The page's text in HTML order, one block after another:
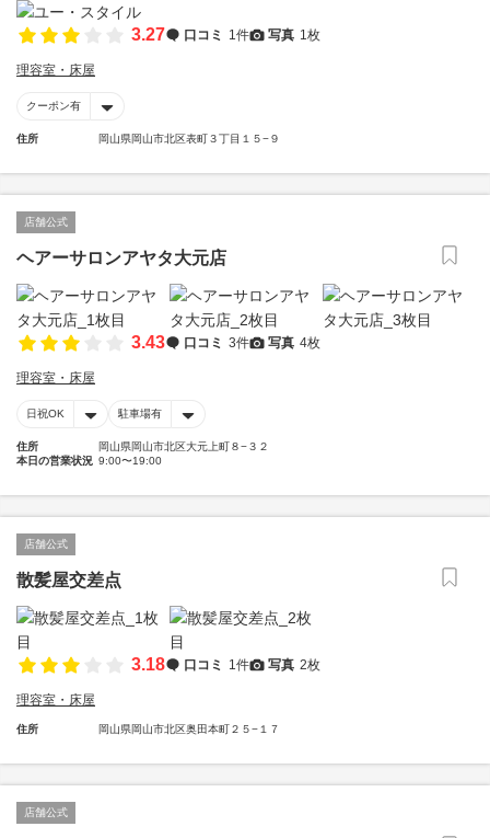
3.27 口コミ 1件 写真 1枚
理容室・床屋
クーポン有
住所 岡山県岡山市北区表町３丁目１５−９
店舗公式
ヘアーサロンアヤタ大元店
3.43 口コミ 3件 写真 4枚
理容室・床屋
日祝OK 駐車場有
住所
岡山県岡山市北区大元上町８−３２
本日の営業状況 9:00〜19:00
店舗公式
散髪屋交差点
3.18 口コミ 1件 写真 2枚
理容室・床屋
住所 岡山県岡山市北区奥田本町２５−１７
店舗公式